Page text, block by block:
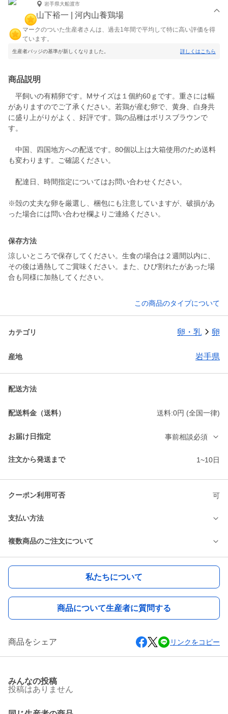
岩手県大船渡市
山下裕一 | 河内山養鶏場
マークのついた生産者さんは、過去1年間で平均して特に高い評価を得
ています。
生産者バッジの基準が新しくなりました。 詳しくはこちら
商品説明
平飼いの有精卵です。Mサイズは１個約60ｇです。重さには幅
がありますのでご了承ください。若鶏が産む卵で、黄身、白身共
に盛り上がりがよく、好評です。鶏の品種はボリスブラウンで
す。
中国、四国地方への配送です。80個以上は大箱使用のため送料
も変わります。ご確認ください。
配達日、時間指定についてはお問い合わせください。
※殻の丈夫な卵を厳選し、梱包にも注意していますが、破損があ
った場合には問い合わせ欄よりご連絡ください。
保存方法
涼しいところで保存してください。生食の場合は２週間以内に、
その後は過熱してご賞味ください。また、ひび割れたがあった場
合も同様に加熱してください。
この商品のタイプについて
カテゴリ 卵・乳 卵
産地 岩手県
配送方法
配送料金（送料） 送料:0円 (全国一律)
お届け日指定 事前相談必須
注文から発送まで 1~10日
クーポン利用可否 可
支払い方法
複数商品のご注文について
私たちについて
商品について生産者に質問する
商品をシェア リンクをコピー
みんなの投稿
投稿はありません